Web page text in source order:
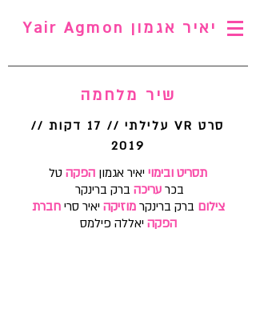
יאיר אגמון Yair Agmon
שיר מלחמה
סרט VR עלילתי // 17 דקות //
2019
תסריט ובימוי יאיר אגמון הפקה טל
בכר עריכה ברק ברינקר
צילום ברק ברינקר מוזיקה יאיר סרי חברת
הפקה יאללה פילמס